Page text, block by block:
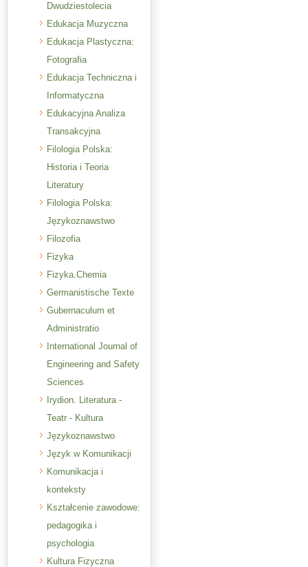
Dwudziestolecia
Edukacja Muzyczna
Edukacja Plastyczna:
Fotografia
Edukacja Techniczna i
Informatyczna
Edukacyjna Analiza
Transakcyjna
Filologia Polska:
Historia i Teoria
Literatury
Filologia Polska:
Językoznawstwo
Filozofia
Fizyka
Fizyka.Chemia
Germanistische Texte
Gubernaculum et
Administratio
International Journal of
Engineering and Safety
Sciences
Irydion. Literatura -
Teatr - Kultura
Językoznawstwo
Język w Komunikacji
Komunikacja i
konteksty
Kształcenie zawodowe:
pedagogika i
psychologia
Kultura Fizyczna